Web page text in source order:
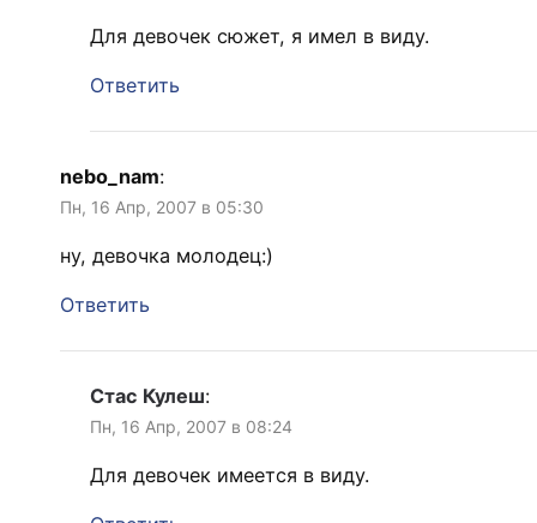
Для девочек сюжет, я имел в виду.
Ответить
nebo_nam:
Пн, 16 Апр, 2007 в 05:30
ну, девочка молодец:)
Ответить
Стас Кулеш:
Пн, 16 Апр, 2007 в 08:24
Для девочек имеется в виду.